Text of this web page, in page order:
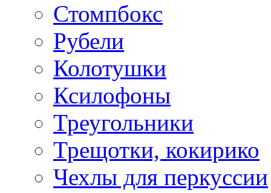
Стомпбокс
Рубели
Колотушки
Ксилофоны
Треугольники
Трещотки, кокирико
Чехлы для перкуссии